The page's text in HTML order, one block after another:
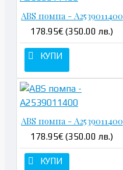
ABS помпа - A2539011400
178.95€ (350.00 лв.)
КУПИ
ABS помпа - A2539011400
178.95€ (350.00 лв.)
КУПИ